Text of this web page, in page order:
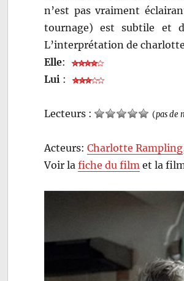
n’est pas vraiment
tournage) est subtile et
L’interprétation de
Elle:
Lui :
Lecteurs : (pas de
Acteurs:Charlotte Rampling
Voir lafiche du film et la